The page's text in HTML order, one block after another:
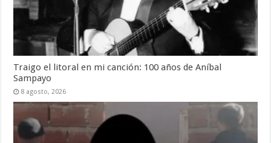
Traigo el litoral en mi canción: 100 años de Aníbal
Sampayo
8 agosto, 2026